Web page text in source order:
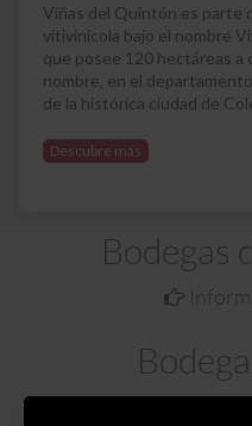
Viñas del Quintón es parte
vitivinícola bajo el nombre
que posee 120 hectáreas a
nombre, en el
de la histórica ciudad de
Descubre más
Bodegas